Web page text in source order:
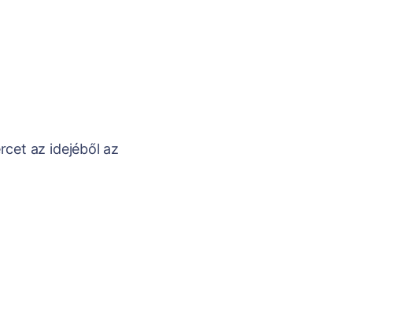
az idejéből az